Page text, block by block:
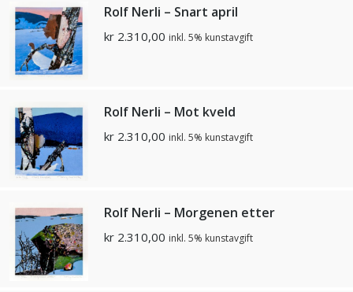
Rolf Nerli – Snart april
kr 2.310,00 inkl. 5% kunstavgift
Rolf Nerli – Mot kveld
kr 2.310,00 inkl. 5% kunstavgift
Rolf Nerli – Morgenen etter
kr 2.310,00 inkl. 5% kunstavgift